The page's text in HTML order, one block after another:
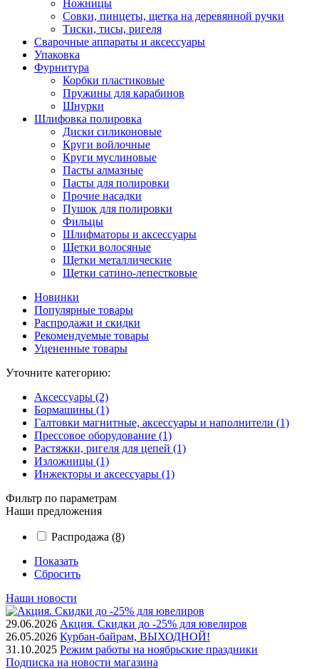
Ножницы
Совки, пинцеты, щетка на деревянной ручки
Тиски, тисы, ригеля
Сварочные аппараты и аксессуары
Упаковка
Фурнитура
Корбки пластиковые
Пружины для карабинов
Шнурки
Шлифовка полировка
Диски силиконовые
Круги войлочные
Круги муслиновые
Пасты алмазные
Пасты для полировки
Прочие насадки
Пушок для полировки
Фильцы
Шлифматоры и аксессуары
Щетки волосяные
Щетки металлические
Щетки сатино-лепестковые
Новинки
Популярные товары
Распродажи и скидки
Рекомендуемые товары
Уцененные товары
Уточните категорию:
Аксессуары (2)
Бормашины (1)
Галтовки магнитные, аксессуары и наполнители (1)
Прессовое оборудование (1)
Растяжки, ригеля для цепей (1)
Изложницы (1)
Инжекторы и аксессуары (1)
Фильтр по параметрам
Наши предложения
Распродажа (8)
Показать
Сбросить
Наши новости
29.06.2026 Акция. Скидки до -25% для ювелиров
26.05.2026 Курбан-байрам, ВЫХОДНОЙ!
31.10.2025 Режим работы на ноябрьские праздники
Подписка на новости магазина